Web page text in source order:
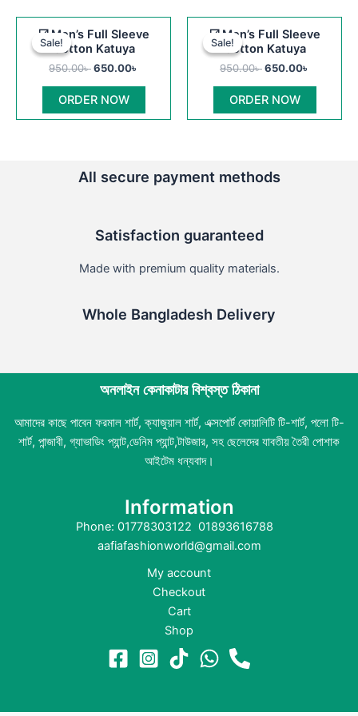
Sale!
Sale!
☑️ Men’s Full Sleeve
Cotton Katuya
950.00৳
price
was:
950.00৳ .
650.00৳
price
ORDER NOW
multiple
The
be
the
page
Sale!
Sale!
☑️ Men’s Full Sleeve
Cotton Katuya
950.00৳
price
was:
950.00৳ .
650.00৳
price
ORDER NOW
multiple
The
All secure payment methods
Satisfaction guaranteed
Made with premium quality materials.
Whole Bangladesh Delivery
অনলাইন কেনাকাটার বিশ্বস্ত ঠিকানা
আমাদের কাছে পাবেন ফরমাল শার্ট, ক্যাজুয়াল শার্ট, এক্সপোর্ট কোয়ালিটি টি-শার্ট, পলো টি-
শার্ট, পান্জাবী, গ্যাভাডিং প্যান্ট,ডেনিম প্যান্ট,টাউজার, সহ ছেলেদের যাবতীয় তৈরী পোশাক
আইটেম ধন্যবাদ।
Information
Phone: 01778303122 01893616788
aafiafashionworld@gmail.com
My account
Checkout
Cart
Shop